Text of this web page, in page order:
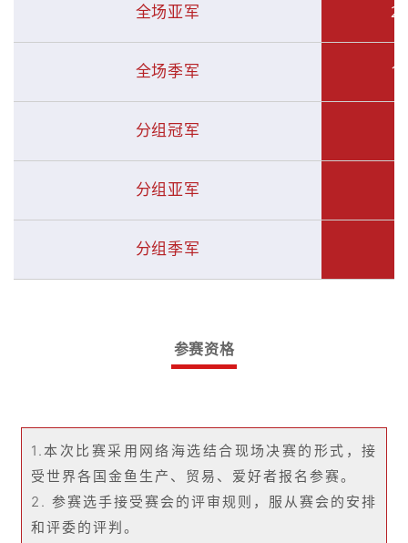
全场亚军
全场季军
分组冠军
分组亚军
分组季军
参赛资格
1.本次比赛采用网络海选结合现场决赛的形式，接
受世界各国金鱼生产、贸易、爱好者报名参赛。
2. 参赛选手接受赛会的评审规则，服从赛会的安排
和评委的评判。